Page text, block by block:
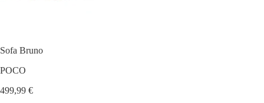
Sofa Bruno
POCO
499,99 €